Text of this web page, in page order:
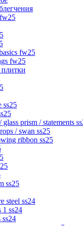
fw25
fw25
ss25
glass prism / statements
/ swan ss25
ribbon ss25
ss25
steel ss24
1 ss24
ss24